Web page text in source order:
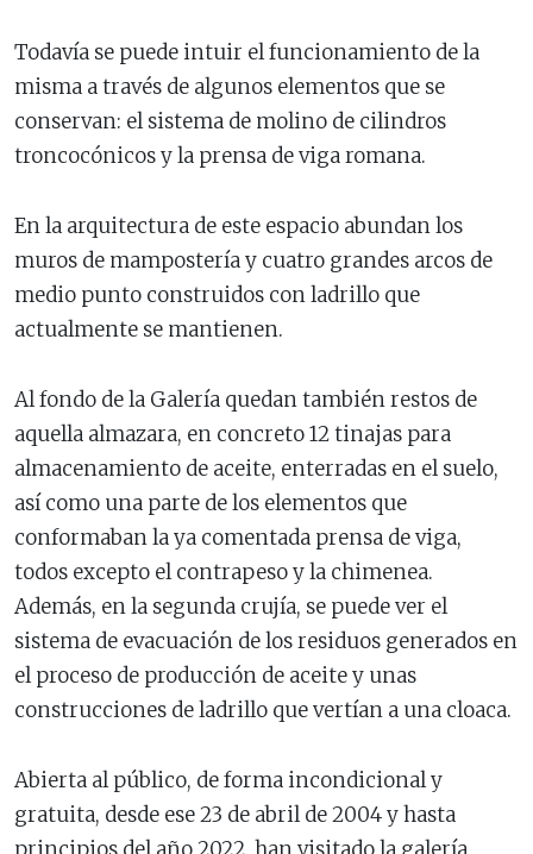
Todavía se puede intuir el funcionamiento de la
misma a través de algunos elementos que se
conservan: el sistema de molino de cilindros
troncocónicos y la prensa de viga romana.
En la arquitectura de este espacio abundan los
muros de mampostería y cuatro grandes arcos de
medio punto construidos con ladrillo que
actualmente se mantienen.
Al fondo de la Galería quedan también restos de
aquella almazara, en concreto 12 tinajas para
almacenamiento de aceite, enterradas en el suelo,
así como una parte de los elementos que
conformaban la ya comentada prensa de viga,
todos excepto el contrapeso y la chimenea.
Además, en la segunda crujía, se puede ver el
sistema de evacuación de los residuos generados en
el proceso de producción de aceite y unas
construcciones de ladrillo que vertían a una cloaca.
Abierta al público, de forma incondicional y
gratuita, desde ese 23 de abril de 2004 y hasta